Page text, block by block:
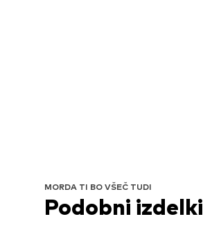
MORDA TI BO VŠEČ TUDI
Podobni izdelki